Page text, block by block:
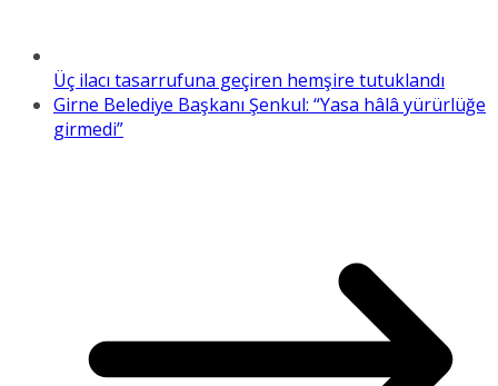
Üç ilacı tasarrufuna geçiren hemşire tutuklandı
Girne Belediye Başkanı Şenkul: “Yasa hâlâ yürürlüğe
girmedi”